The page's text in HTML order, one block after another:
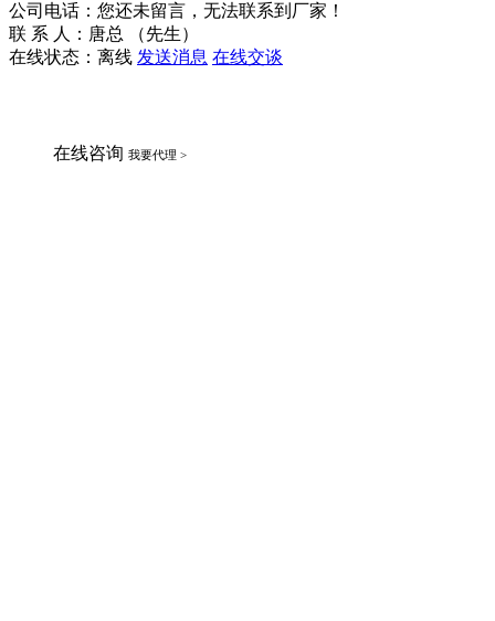
公司电话：您还未留言，无法联系到厂家！
联 系 人：唐总 （先生）
在线状态： 离线 发送消息 在线交谈
在线咨询 我要代理 >